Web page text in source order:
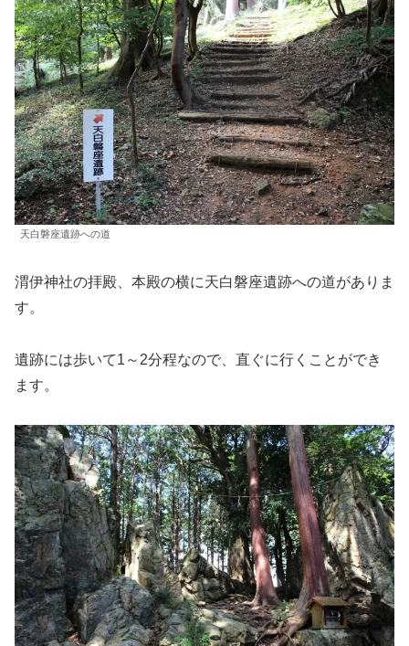
天白磐座遺跡への道
渭伊神社の拝殿、本殿の横に天白磐座遺跡への道がありま
す。
遺跡には歩いて1～2分程なので、直ぐに行くことができ
ます。